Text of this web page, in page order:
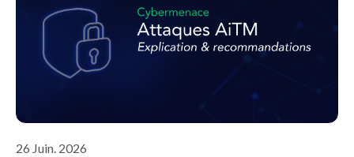
26 Juin. 2026